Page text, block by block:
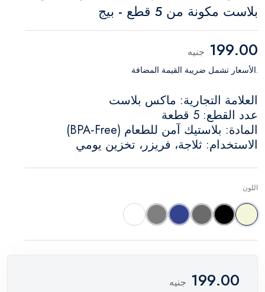
بلاست مكونة من 5 قطع - بيج
199.00 جنيه
.الأسعار تشمل ضريبة القيمة المضافة
العلامة التجارية: ماكس بلاست
عدد القطع: 5 قطعة
المادة: بلاستيك آمن للطعام (BPA‑Free)
الاستخدام: ثلاجة، فريزر، تخزين يومي
اللون
أسود رمادي غامقسماوي غامق
رمادي
199.00 جنيه